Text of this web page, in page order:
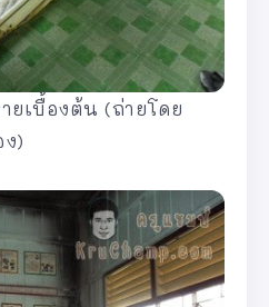
ยเบื้องต้น (ถ่ายโดย
)